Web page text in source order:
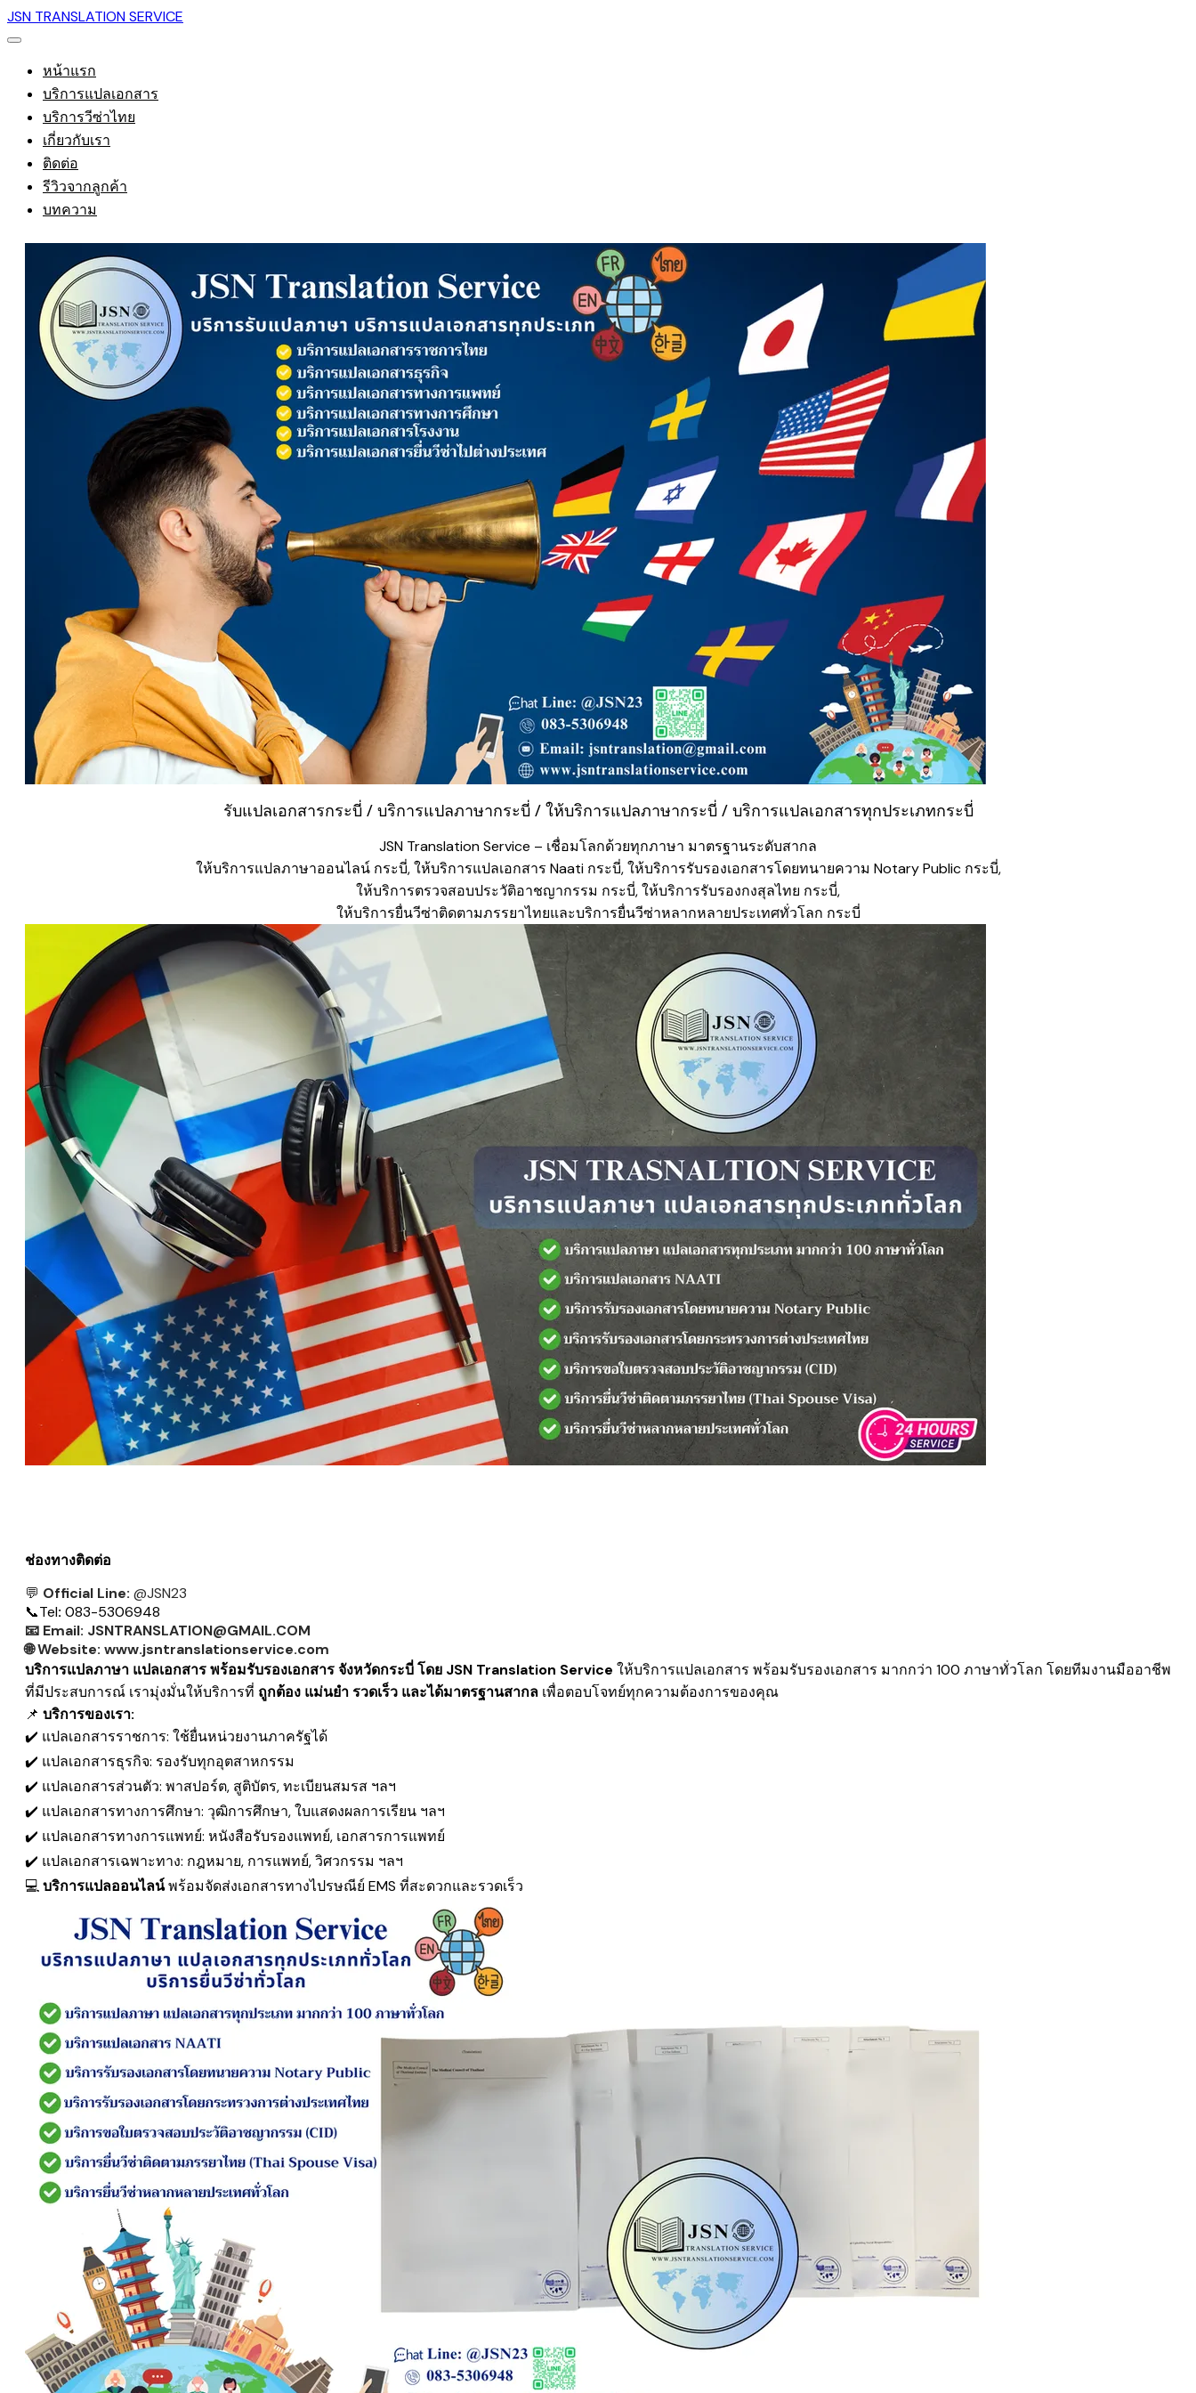
JSN TRANSLATION SERVICE
หน้าแรก
บริการแปลเอกสาร
บริการวีซ่าไทย
เกี่ยวกับเรา
ติดต่อ
รีวิวจากลูกค้า
บทความ
รับแปลเอกสารกระบี่ / บริการแปลภาษากระบี่ / ให้บริการแปลภาษากระบี่ / บริการแปลเอกสารทุกประเภทกระบี่
JSN Translation Service – เชื่อมโลกด้วยทุกภาษา มาตรฐานระดับสากล
ให้บริการแปลภาษาออนไลน์ กระบี่, ให้บริการแปลเอกสาร Naati กระบี่, ให้บริการรับรองเอกสารโดยทนายความ Notary Public กระบี่,
​ให้บริการตรวจสอบประวัติอาชญากรรม กระบี่, ให้บริการรับรองกงสุลไทย กระบี่,
​ให้บริการยื่นวีซ่าติดตามภรรยาไทยและบริการยื่นวีซ่าหลากหลายประเทศทั่วโลก กระบี่
ช่องทางติดต่อ
💬 Official Line: @JSN23
📞Tel: 083-5306948
📧 Email: JSNTRANSLATION@GMAIL.COM
🌐Website: www.jsntranslationservice.com
บริการแปลภาษา แปลเอกสาร พร้อมรับรองเอกสาร จังหวัดกระบี่ โดย JSN Translation Service ให้บริการแปลเอกสาร พร้อมรับรองเอกสาร มากกว่า 100 ภาษาทั่วโลก โดยทีมงานมืออาชีพ
ที่มีประสบการณ์ เรามุ่งมั่นให้บริการที่ ถูกต้อง แม่นยำ รวดเร็ว และได้มาตรฐานสากล เพื่อตอบโจทย์ทุกความต้องการของคุณ
📌 บริการของเรา:
✔️ แปลเอกสารราชการ: ใช้ยื่นหน่วยงานภาครัฐได้
✔️ แปลเอกสารธุรกิจ: รองรับทุกอุตสาหกรรม
✔️ แปลเอกสารส่วนตัว: พาสปอร์ต, สูติบัตร, ทะเบียนสมรส ฯลฯ
✔️ แปลเอกสารทางการศึกษา: วุฒิการศึกษา, ใบแสดงผลการเรียน ฯลฯ
✔️ แปลเอกสารทางการแพทย์: หนังสือรับรองแพทย์, เอกสารการแพทย์
✔️ แปลเอกสารเฉพาะทาง: กฎหมาย, การแพทย์, วิศวกรรม ฯลฯ
💻บริการแปลออนไลน์พร้อมจัดส่งเอกสารทางไปรษณีย์ EMS ที่สะดวกและรวดเร็ว